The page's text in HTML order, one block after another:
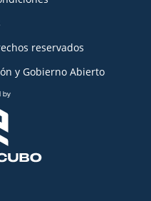
reservados
y Gobierno Abierto